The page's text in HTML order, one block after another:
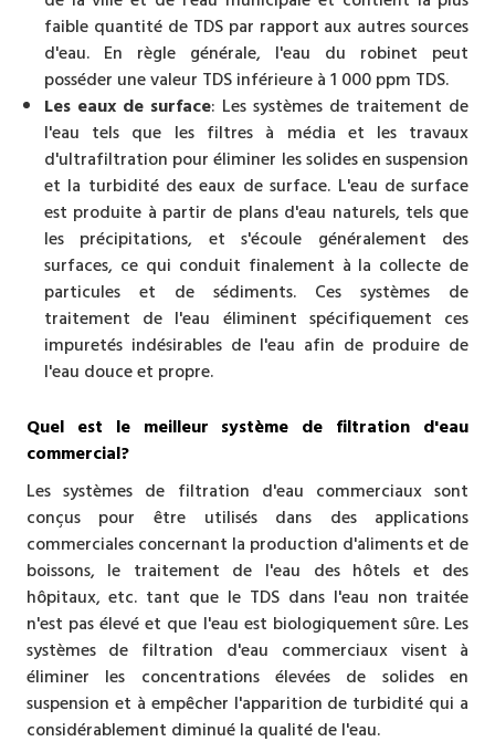
faible quantité de TDS par rapport aux autres sources
d'eau. En règle générale, l'eau du robinet peut
posséder une valeur TDS inférieure à 1 000 ppm TDS.
Les eaux de surface: Les systèmes de traitement de
l'eau tels que les filtres à média et les travaux
d'ultrafiltration pour éliminer les solides en suspension
et la turbidité des eaux de surface. L'eau de surface
est produite à partir de plans d'eau naturels, tels que
les précipitations, et s'écoule généralement des
surfaces, ce qui conduit finalement à la collecte de
particules et de sédiments. Ces systèmes de
traitement de l'eau éliminent spécifiquement ces
impuretés indésirables de l'eau afin de produire de
l'eau douce et propre.
Quel est le meilleur système de filtration d'eau
commercial?
Les systèmes de filtration d'eau commerciaux sont
conçus pour être utilisés dans des applications
commerciales concernant la production d'aliments et de
boissons, le traitement de l'eau des hôtels et des
hôpitaux, etc. tant que le TDS dans l'eau non traitée
n'est pas élevé et que l'eau est biologiquement sûre. Les
systèmes de filtration d'eau commerciaux visent à
éliminer les concentrations élevées de solides en
suspension et à empêcher l'apparition de turbidité qui a
considérablement diminué la qualité de l'eau.